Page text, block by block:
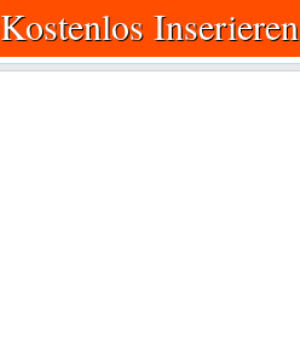
Kostenlos Inserieren